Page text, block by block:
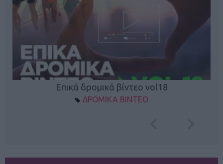
Επικά δρομικά βίντεο vol18
ΔΡΟΜΙΚΑ ΒΙΝΤΕΟ